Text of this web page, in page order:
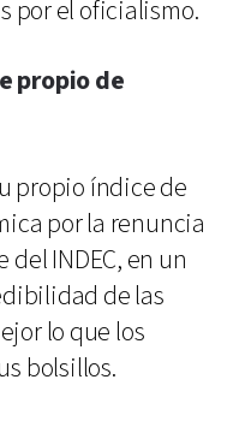
por el oficialismo.
propio de
propio índice de
por la renuncia
del INDEC, en un
de las
lo que los
bolsillos.